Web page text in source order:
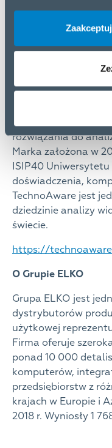
TechnoAware bada
rozwiązania do
Marka założona w
ISIP40
doświadczenia,
TechnoAware jest
dziedzinie analizy
świecie.
https://
O Grupie ELKO
Grupa ELKO jest
dystrybutorów
użytkowej
Firma oferuje
ponad 10 000
komputerów,
przedsiębiorstw z
krajach w Europie i
2018 r. Wyniosły 1